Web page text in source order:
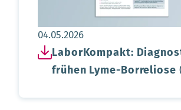
Aktualisierungsdatum:
04.05.2026
LaborKompakt:
frühen Lyme-Borreliose